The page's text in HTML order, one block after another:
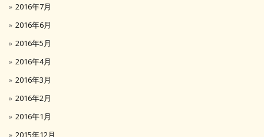
2016年7月
2016年6月
2016年5月
2016年4月
2016年3月
2016年2月
2016年1月
2015年12月